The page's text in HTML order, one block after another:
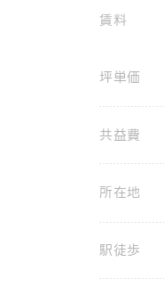
賃料
坪単価
共益費
所在地
駅徒歩